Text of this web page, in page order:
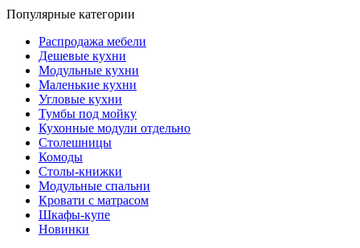
Популярные категории
Распродажа мебели
Дешевые кухни
Модульные кухни
Маленькие кухни
Угловые кухни
Тумбы под мойку
Кухонные модули отдельно
Столешницы
Комоды
Столы-книжки
Модульные спальни
Кровати с матрасом
Шкафы-купе
Новинки